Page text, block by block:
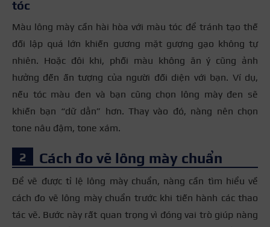
tóc
Màu lông mày cần hài hòa với màu tóc để tránh tạo thế
đối lập quá lớn khiến gương mặt gượng gạo không tự
nhiên. Hoặc đôi khi, phối màu không ăn ý cũng ảnh
hưởng đến ấn tượng của người đối diện với bạn. Ví dụ,
nếu tóc màu đen và bạn cũng chọn lông mày đen sẽ
khiến bạn “dữ dằn” hơn. Thay vào đó, nàng nên chọn
tone nâu đậm, tone xám.
Cách đo vẽ lông mày chuẩn
Để vẽ được tỉ lệ lông mày chuẩn, nàng cần tìm hiểu về
cách đo vẽ lông mày chuẩn trước khi tiến hành các thao
tác vẽ. Bước này rất quan trọng vì đóng vai trò giúp nàng